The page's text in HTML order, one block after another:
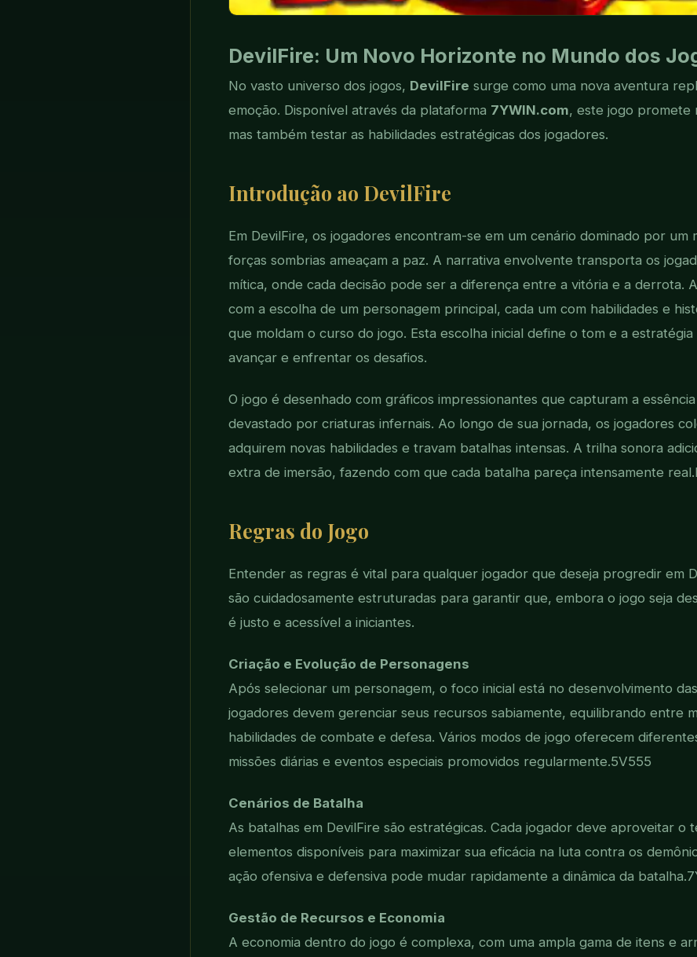
DevilFire: Um Novo Horizonte no Mundo dos
No vasto universo dos jogos, DevilFire surge como uma nova aventura
emoção. Disponível através da plataforma 7YWIN.com, este jogo promete
mas também testar as habilidades estratégicas dos jogadores.
Introdução ao DevilFire
Em DevilFire, os jogadores encontram-se em um cenário dominado por um
forças sombrias ameaçam a paz. A narrativa envolvente transporta os
mítica, onde cada decisão pode ser a diferença entre a vitória e a derrota.
com a escolha de um personagem principal, cada um com habilidades e
que moldam o curso do jogo. Esta escolha inicial define o tom e a
avançar e enfrentar os desafios.
O jogo é desenhado com gráficos impressionantes que capturam a
devastado por criaturas infernais. Ao longo de sua jornada, os jogadores
adquirem novas habilidades e travam batalhas intensas. A trilha sonora
extra de imersão, fazendo com que cada batalha pareça intensamente real.
Regras do Jogo
Entender as regras é vital para qualquer jogador que deseja progredir em
são cuidadosamente estruturadas para garantir que, embora o jogo seja
é justo e acessível a iniciantes.
Criação e Evolução de Personagens
Após selecionar um personagem, o foco inicial está no desenvolvimento
jogadores devem gerenciar seus recursos sabiamente, equilibrando entre
habilidades de combate e defesa. Vários modos de jogo oferecem
missões diárias e eventos especiais promovidos regularmente.5V555
Cenários de Batalha
As batalhas em DevilFire são estratégicas. Cada jogador deve aproveitar o
elementos disponíveis para maximizar sua eficácia na luta contra os
ação ofensiva e defensiva pode mudar rapidamente a dinâmica da batalha.
Gestão de Recursos e Economia
A economia dentro do jogo é complexa, com uma ampla gama de itens e